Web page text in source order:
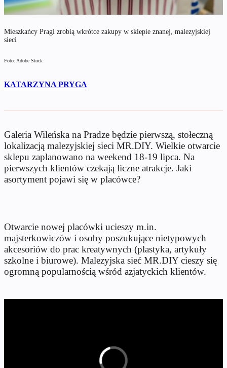
Mieszkańcy Pragi zrobią wkrótce zakupy w sklepie znanej, malezyjskiej
sieci
Foto: Adobe Stock
KATARZYNA PRYGA
Galeria Wileńska na Pradze będzie pierwszą, stołeczną
lokalizacją malezyjskiej sieci MR.DIY. Wielkie otwarcie
sklepu zaplanowano na weekend 18-19 lipca. Na
pierwszych klientów czekają liczne atrakcje. Jaki
asortyment pojawi się w placówce?
Otwarcie nowej placówki ucieszy m.in.
majsterkowiczów i osoby poszukujące nietypowych
akcesoriów do prac kreatywnych (plastyka, artykuły
szkolne i biurowe). Malezyjska sieć MR.DIY cieszy się
ogromną popularnością wśród azjatyckich klientów.